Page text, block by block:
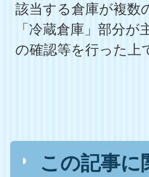
該当する倉庫が複数
「冷蔵倉庫」部分
の確認等を行った上
この記事に